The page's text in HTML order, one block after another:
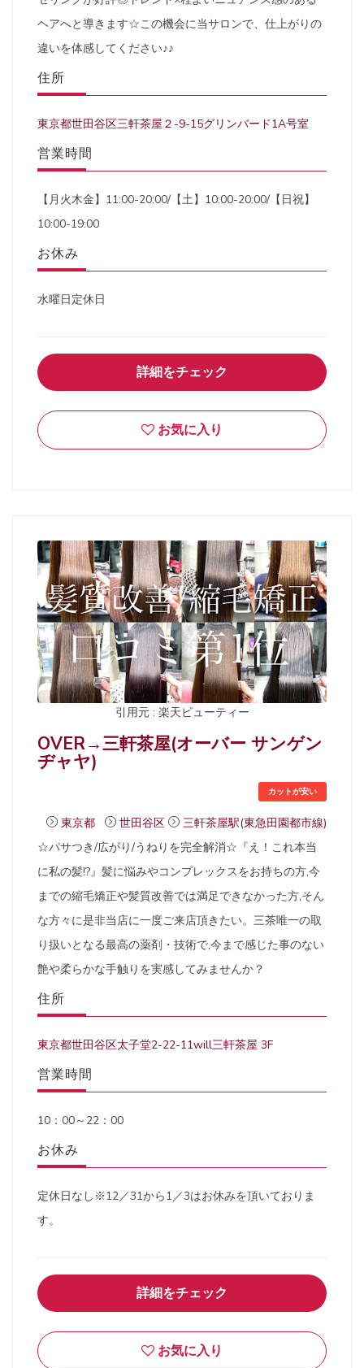
ヘアへと導きます☆この機会に当サロンで、仕上がりの
違いを体感してください♪♪
住所
東京都世田谷区三軒茶屋２-9-15グリンバード1A号室
営業時間
【月火木金】11:00-20:00/【土】10:00-20:00/【日祝】
10:00-19:00
お休み
水曜日定休日
詳細をチェック
お気に入り
引用元 : 楽天ビューティー
OVER→三軒茶屋(オーバー サンゲン
ヂャヤ)
カットが安い
東京都 世田谷区
三軒茶屋駅(東急田園都市線)
☆パサつき/広がり/うねりを完全解消☆『え！これ本当
に私の髪!?』髪に悩みやコンプレックスをお持ちの方,今
までの縮毛矯正や髪質改善では満足できなかった方,そん
な方々に是非当店に一度ご来店頂きたい。三茶唯一の取
り扱いとなる最高の薬剤・技術で,今まで感じた事のない
艶や柔らかな手触りを実感してみませんか？
住所
東京都世田谷区太子堂2-22-11will三軒茶屋 3F
営業時間
10：00～22：00
お休み
定休日なし※12／31から1／3はお休みを頂いておりま
す。
詳細をチェック
お気に入り